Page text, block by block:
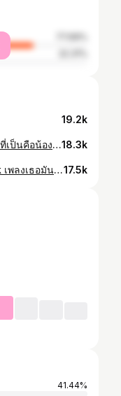
19.2k
เมื่อเทวีคุยโวว่าเต้นรำเก่งกับวีระ… สิ่งที่เป็นคือน้องปอและบิ๊กไก่คือครูฝึกตัวจริงให้คุณเทวี แต่อยากให้ดูความเนิร์ดของบิ๊กไก่…. ทุกกระเบียบนิ้วไม่พัก ไปกำกับเองหลังกล้องก็เอา เอ็นดูนางจริงๆสนเอ๋ยสน😅☺️ ❤️🤟🏻ขอบคุณน้องน้ำ ผจก.น้องสนที่ถ่าย Good memory น่ารักๆนี้ไว้นะคะ เจอกันสุดซอยep.8กันคะน้อง #behindthescenes #shinetheseries18.3k
เธอมันงูพิษชัดๆณรัญ @aofpongsak เพลงเธอมันใช่👍🤭17.5k
41.44%